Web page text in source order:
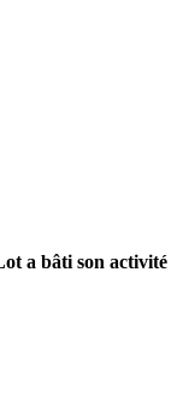
a bâti son activité